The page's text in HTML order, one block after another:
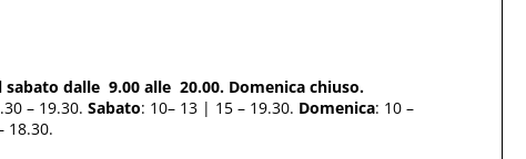
dalle 9.00 alle 20.00. Domenica chiuso.
– 19.30. Sabato: 10– 13 | 15 – 19.30. Domenica: 10 –
18.30.